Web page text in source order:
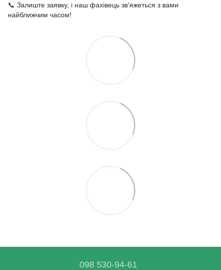
📞 Залиште заявку, і наш фахівець зв’яжеться з вами
найближчим часом!
098 530-94-61